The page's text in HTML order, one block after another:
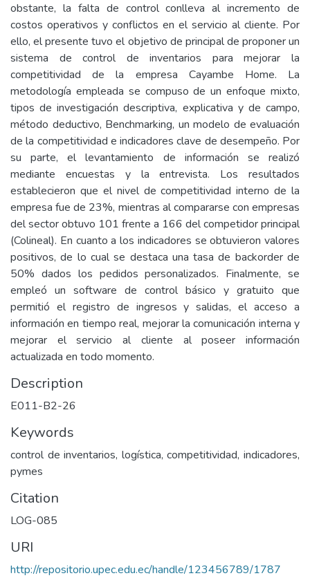
obstante, la falta de control conlleva al incremento de
costos operativos y conflictos en el servicio al cliente. Por
ello, el presente tuvo el objetivo de principal de proponer un
sistema de control de inventarios para mejorar la
competitividad de la empresa Cayambe Home. La
metodología empleada se compuso de un enfoque mixto,
tipos de investigación descriptiva, explicativa y de campo,
método deductivo, Benchmarking, un modelo de evaluación
de la competitividad e indicadores clave de desempeño. Por
su parte, el levantamiento de información se realizó
mediante encuestas y la entrevista. Los resultados
establecieron que el nivel de competitividad interno de la
empresa fue de 23%, mientras al compararse con empresas
del sector obtuvo 101 frente a 166 del competidor principal
(Colineal). En cuanto a los indicadores se obtuvieron valores
positivos, de lo cual se destaca una tasa de backorder de
50% dados los pedidos personalizados. Finalmente, se
empleó un software de control básico y gratuito que
permitió el registro de ingresos y salidas, el acceso a
información en tiempo real, mejorar la comunicación interna y
mejorar el servicio al cliente al poseer información
actualizada en todo momento.
Description
E011-B2-26
Keywords
control de inventarios, logística, competitividad, indicadores,
pymes
Citation
LOG-085
URI
http://repositorio.upec.edu.ec/handle/123456789/1787